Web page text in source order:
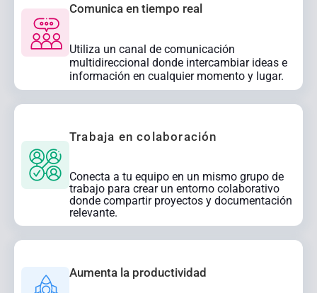
Comunica en tiempo real
Utiliza un canal de comunicación
multidireccional donde intercambiar ideas e
información en cualquier momento y lugar.
Trabaja en colaboración
Conecta a tu equipo en un mismo grupo de
trabajo para crear un entorno colaborativo
donde compartir proyectos y documentación
relevante.
Aumenta la productividad